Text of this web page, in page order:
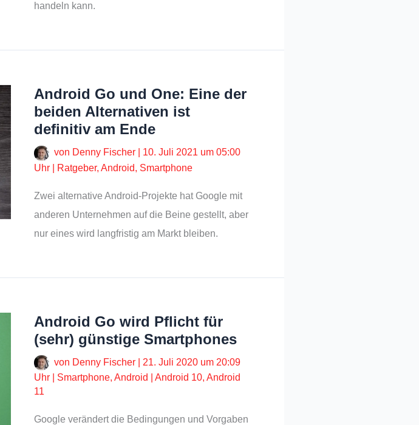
handeln kann.
Android Go und One: Eine der
beiden Alternativen ist
definitiv am Ende
von Denny Fischer
10. Juli 2021 um 05:00
Uhr
Ratgeber, Android, Smartphone
Zwei alternative Android-Projekte hat Google mit
anderen Unternehmen auf die Beine gestellt, aber
nur eines wird langfristig am Markt bleiben.
Android Go wird Pflicht für
(sehr) günstige Smartphones
von Denny Fischer
21. Juli 2020 um 20:09
Uhr
Smartphone, Android Android 10, Android
11
Google verändert die Bedingungen und Vorgaben